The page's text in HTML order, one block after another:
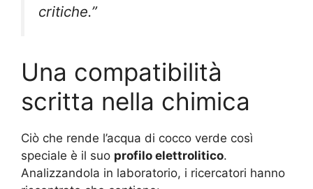
critiche.”
Una compatibilità
scritta nella chimica
Ciò che rende l’acqua di cocco verde così
speciale è il suo profilo elettrolitico.
Analizzandola in laboratorio, i ricercatori hanno